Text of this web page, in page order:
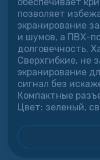
обеспечивает
позволяет
экранирование
и шумов, а ПВХ-
долговечность.
Сверхгибкие, не
экранирование
сигнал без
Компактные
Цвет: зеленый,